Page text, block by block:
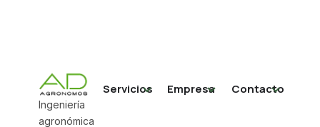
Ingeniería
agronómica
Servicios Empresa Contacto